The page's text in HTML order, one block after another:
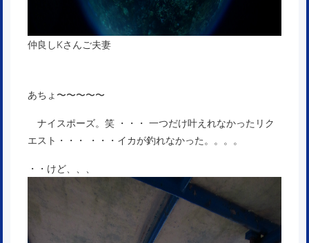
仲良しKさんご夫妻
あちょ〜〜〜〜〜
ナイスポーズ。笑 ・・・ 一つだけ叶えれなかったリク
エスト・・・ ・・・イカが釣れなかった。。。。
・・けど、、、